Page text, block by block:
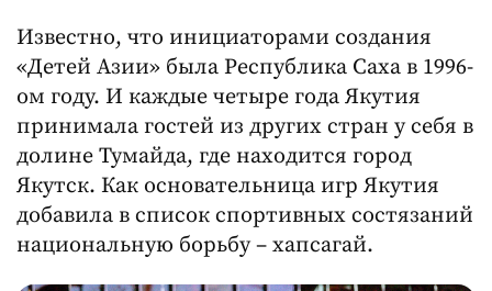
Известно, что инициаторами создания
«Детей Азии» была Республика Саха в 1996-
ом году. И каждые четыре года Якутия
принимала гостей из других стран у себя в
долине Тумайда, где находится город
Якутск. Как основательница игр Якутия
добавила в список спортивных состязаний
национальную борьбу – хапсагай.